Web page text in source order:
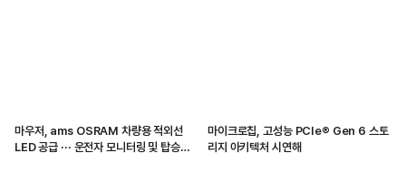
마우저, ams OSRAM 차량용 적외선
LED 공급 ··· 운전자 모니터링 및 탑승자
마이크로칩, 고성능 PCIe® Gen 6 스토
리지 아키텍처 시연해